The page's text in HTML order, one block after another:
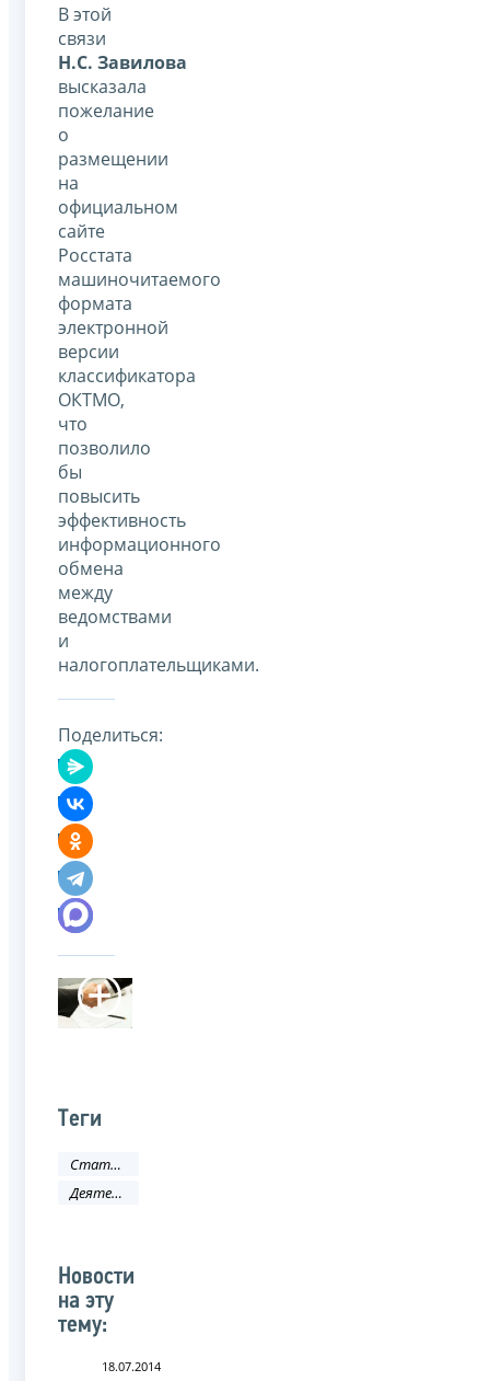
В этой
связи
Н.С. Завилова
высказала
пожелание
о
размещении
на
официальном
сайте
Росстата
машиночитаемого
формата
электронной
версии
классификатора
ОКТМО,
что
позволило
бы
повысить
эффективность
информационного
обмена
между
ведомствами
и
налогоплательщиками.
Поделиться:
Теги
Статистика и аналитика
Деятельность ФНС
Новости
на эту
тему:
18.07.2014